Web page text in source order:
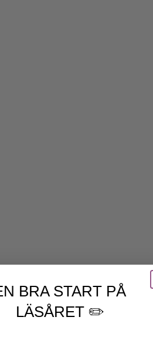
BRA START PÅ
LÄSÅRET ✏️